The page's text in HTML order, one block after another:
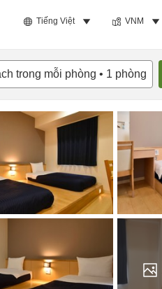
Tiếng Việt VNM
trong mỗi phòng • 1 phòng